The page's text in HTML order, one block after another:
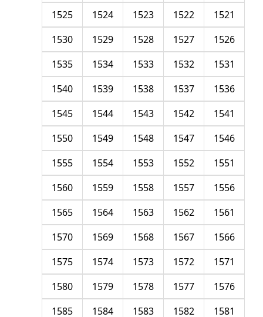
1521
1522
1523
1524
1525
1526
1527
1528
1529
1530
1531
1532
1533
1534
1535
1536
1537
1538
1539
1540
1541
1542
1543
1544
1545
1546
1547
1548
1549
1550
1551
1552
1553
1554
1555
1556
1557
1558
1559
1560
1561
1562
1563
1564
1565
1566
1567
1568
1569
1570
1571
1572
1573
1574
1575
1576
1577
1578
1579
1580
1581
1582
1583
1584
1585